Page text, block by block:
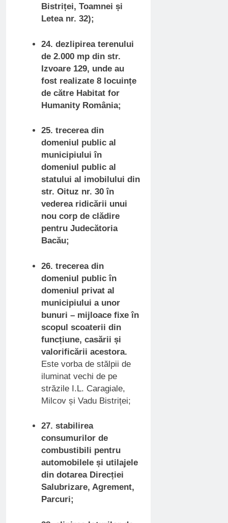
Bistriței, Toamnei și
Letea nr. 32);
24. dezlipirea terenului
de 2.000 mp din str.
Izvoare 129, unde au
fost realizate 8 locuințe
de către Habitat for
Humanity România;
25. trecerea din
domeniul public al
municipiului în
domeniul public al
statului al imobilului din
str. Oituz nr. 30 în
vederea ridicării unui
nou corp de clădire
pentru Judecătoria
Bacău;
26. trecerea din
domeniul public în
domeniul privat al
municipiului a unor
bunuri – mijloace fixe în
scopul scoaterii din
funcțiune, casării și
valorificării acestora.
Este vorba de stălpii de
iluminat vechi de pe
străzile I.L. Caragiale,
Milcov și Vadu Bistriței;
27. stabilirea
consumurilor de
combustibili pentru
automobilele și utilajele
din dotarea Direcției
Salubrizare, Agrement,
Parcuri;